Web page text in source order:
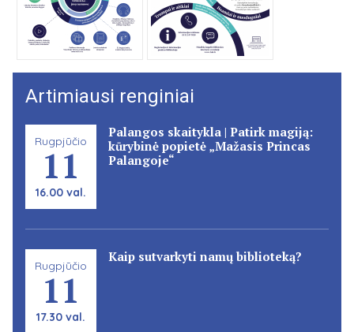
Artimiausi renginiai
Rugpjūčio
11
16.00 val.
Palangos skaitykla | Patirk magiją:
kūrybinė popietė „Mažasis Princas
Palangoje“
Rugpjūčio
11
17.30 val.
Kaip sutvarkyti namų biblioteką?